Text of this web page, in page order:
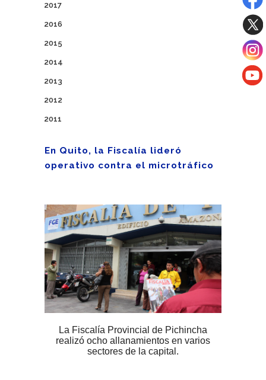
2017
2016
2015
2014
2013
2012
2011
En Quito, la Fiscalía lideró
operativo contra el microtráfico
La Fiscalía Provincial de Pichincha
realizó ocho allanamientos en varios
sectores de la capital.